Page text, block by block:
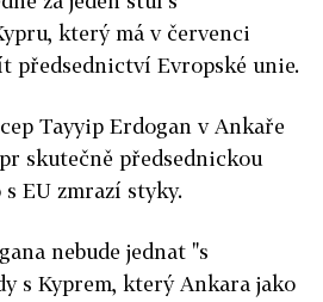
který má v červenci
předsednictví Evropské unie.
Tayyip Erdogan v Ankaře
skutečně předsednickou
EU zmrazí styky.
nebude jednat "s
s Kyprem, který Ankara jako